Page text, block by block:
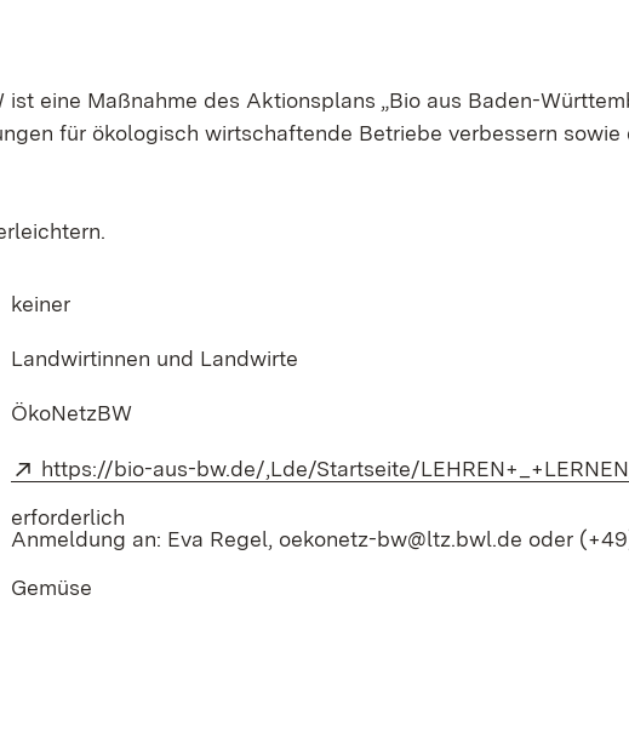
ist eine Maßnahme des Aktionsplans „Bio aus Baden-
für ökologisch wirtschaftende Betriebe verbessern
keiner
Landwirtinnen und Landwirte
ÖkoNetzBW
Extern:
https://bio-aus-bw.de/,Lde/Startseite/
erforderlich
Anmeldung an: Eva Regel, oekonetz-bw@ltz.bwl.de oder
Gemüse